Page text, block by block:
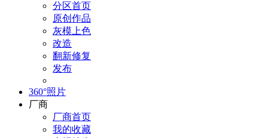
分区首页
原创作品
灰模上色
改造
翻新修复
发布
360°照片
厂商
厂商首页
我的收藏